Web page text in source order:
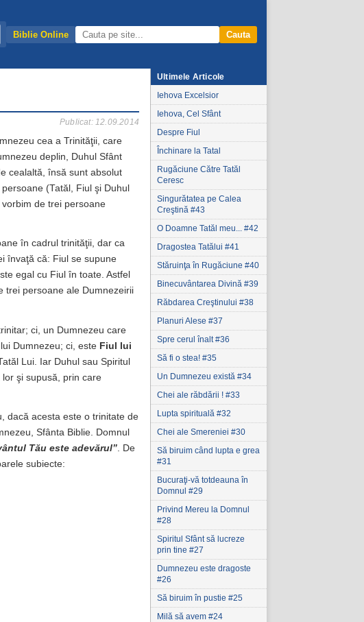
Biblie Online Cauta
Publicat: 12.09.2014
cea a Trinităţii, care
deplin, Duhul Sfânt
cealaltă, însă sunt absolut
(Tatăl, Fiul şi Duhul
de trei persoane
în cadrul trinităţii, dar ca
învaţă că: Fiul se supune
egal cu Fiul în toate. Astfel
trei persoane ale Dumnezeirii
ci, un Dumnezeu care
Dumnezeu; ci, este Fiul lui
Lui. Iar Duhul sau Spiritul
şi supusă, prin care
dacă acesta este o trinitate de
Sfânta Biblie. Domnul
Tău este adevărul”. De
subiecte:
Ultimele Articole
Iehova Excelsior
Iehova, Cel Sfânt
Despre Fiul
Închinare la Tatal
Rugăciune Către Tatăl
Ceresc
Singurătatea pe Calea
Creştină #43
O Doamne Tatăl meu... #42
Dragostea Tatălui #41
Stăruinţa în Rugăciune #40
Binecuvântarea Divină #39
Răbdarea Creştinului #38
Planuri Alese #37
Spre cerul înalt #36
Să fi o stea! #35
Un Dumnezeu există #34
Chei ale răbdării ! #33
Lupta spirituală #32
Chei ale Smereniei #30
Să biruim când lupta e grea
#31
Bucuraţi-vă totdeauna în
Domnul #29
Privind Mereu la Domnul
#28
Spiritul Sfânt să lucreze
prin tine #27
Dumnezeu este dragoste
#26
Să biruim în pustie #25
Milă să avem #24